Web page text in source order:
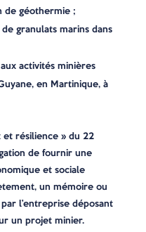
de géothermie ;
granulats marins dans
activités minières
en Martinique, à
résilience » du 22
de fournir une
et sociale
un mémoire ou
l’entreprise déposant
un projet minier.